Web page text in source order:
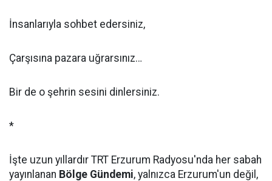
İnsanlarıyla sohbet edersiniz,
Çarşısına pazara uğrarsınız…
Bir de o şehrin sesini dinlersiniz.
*
İşte uzun yıllardır TRT Erzurum Radyosu'nda her sabah
yayınlanan Bölge Gündemi, yalnızca Erzurum'un değil,